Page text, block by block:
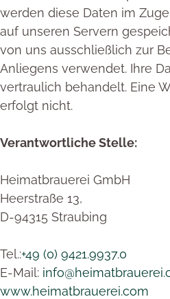
werden diese Daten im
auf unseren Servern
von uns ausschließlich zur
Anliegens verwendet. Ihre
vertraulich behandelt. Eine
erfolgt nicht.
Verantwortliche Stelle:
Heimatbrauerei GmbH
Heerstraße 13,
D-94315 Straubing
Tel.:+49 (0) 9421.9937.0
E-Mail:
www.heimatbrauerei.com